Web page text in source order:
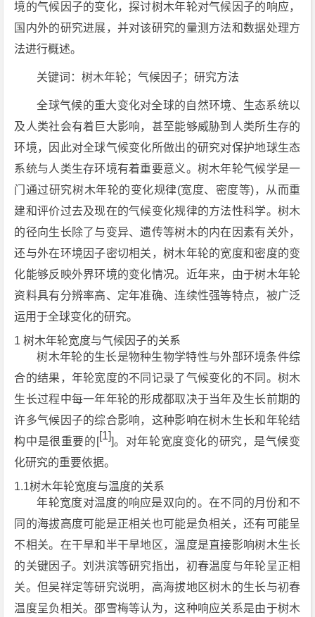
境的气候因子的变化，探讨树木年轮对气候因子的响应，
国内外的研究进展，并对该研究的量测方法和数据处理方
法进行概述。
关键词：树木年轮；气候因子；研究方法
全球气候的重大变化对全球的自然环境、生态系统以
及人类社会有着巨大影响，甚至能够威胁到人类所生存的
环境，因此对全球气候变化所做出的研究对保护地球生态
系统与人类生存环境有着重要意义。树木年轮气候学是一
门通过研究树木年轮的变化规律(宽度、密度等)，从而重
建和评价过去及现在的气候变化规律的方法性科学。树木
的径向生长除了与变异、遗传等树木的内在因素有关外，
还与外在环境因子密切相关，树木年轮的宽度和密度的变
化能够反映外界环境的变化情况。近年来，由于树木年轮
资料具有分辨率高、定年准确、连续性强等特点，被广泛
运用于全球变化的研究。
1 树木年轮宽度与气候因子的关系
树木年轮的生长是物种生物学特性与外部环境条件综
合的结果，年轮宽度的不同记录了气候变化的不同。树木
生长过程中每一年年轮的形成都取决于当年及生长前期的
许多气候因子的综合影响，这种影响在树木生长和年轮结
构中是很重要的[[1]]。对年轮宽度变化的研究，是气候变
化研究的重要依据。
1.1树木年轮宽度与温度的关系
年轮宽度对温度的响应是双向的。在不同的月份和不
同的海拔高度可能是正相关也可能是负相关，还有可能呈
不相关。在干旱和半干旱地区，温度是直接影响树木生长
的关键因子。刘洪滨等研究指出，初春温度与年轮呈正相
关。但吴祥定等研究说明，高海拔地区树木的生长与初春
温度呈负相关。邵雪梅等认为，这种响应关系是由于树木